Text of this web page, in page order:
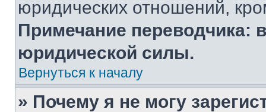
юридических отношений,
Примечание переводчика:
юридической силы.
Вернуться к началу
» Почему я не могу